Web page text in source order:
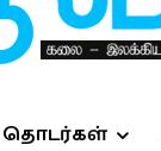
தொடர்கள்